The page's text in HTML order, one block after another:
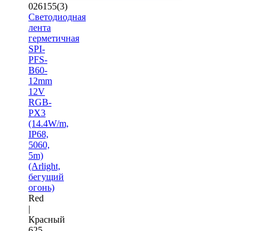
026155(3)
Светодиодная
лента
герметичная
SPI-
PFS-
B60-
12mm
12V
RGB-
PX3
(14.4W/m,
IP68,
5060,
5m)
(Arlight,
бегущий
огонь)
Red
|
Красный